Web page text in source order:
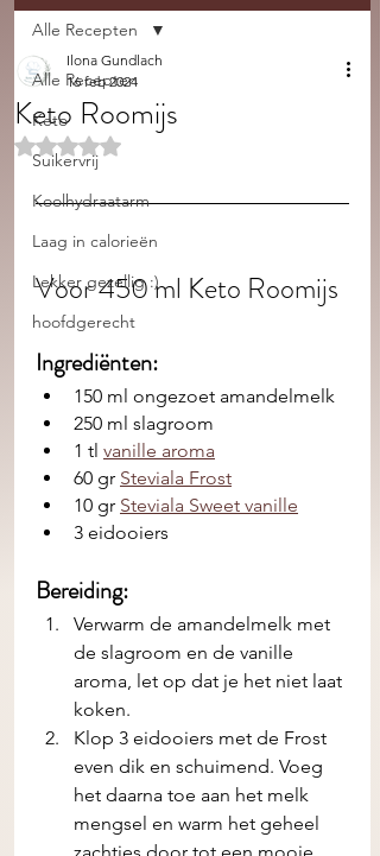
Alle Recepten
Keto
Suikervrij
Koolhydraatarm
Laag in calorieën
Lekker gezellig :)
hoofdgerecht
Alle Recepten
Keto Roomijs
Ilona Gundlach
16 feb 2024
Beoordeeld met NaN uit 5 sterren.
Voor 450 ml Keto Roomijs
Ingrediënten:
150 ml ongezoet amandelmelk
250 ml slagroom
1 tl vanille aroma
60 gr Steviala Frost
10 gr Steviala Sweet vanille
3 eidooiers
Bereiding:
Verwarm de amandelmelk met
de slagroom en de vanille
aroma, let op dat je het niet laat
koken.
Klop 3 eidooiers met de Frost
even dik en schuimend. Voeg
het daarna toe aan het melk
mengsel en warm het geheel